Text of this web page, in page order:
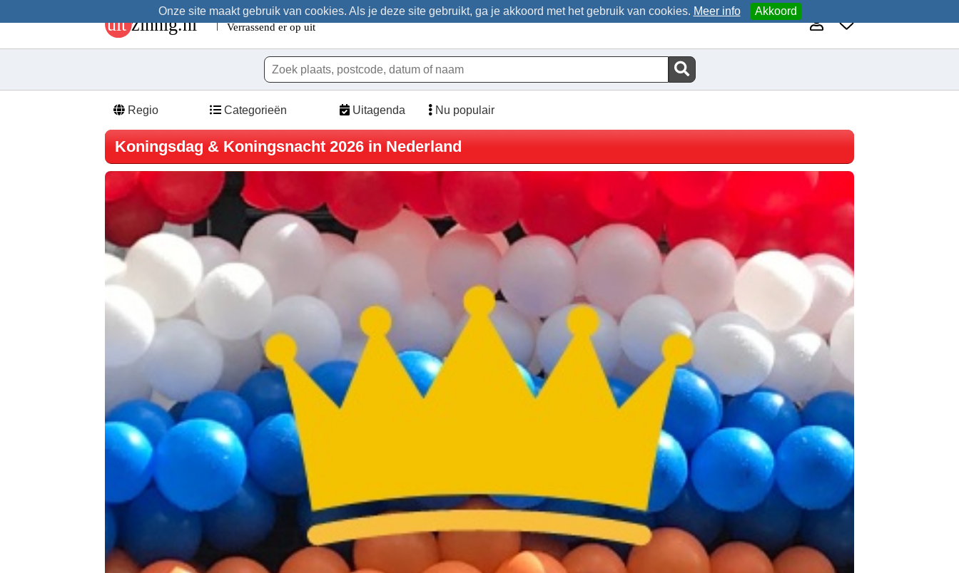
Onze site maakt gebruik van cookies. Als je deze site gebruikt, ga je akkoord met het gebruik van cookies. Meer info Akkoord
Regio Categorieën Uitagenda Nu populair
Koningsdag & Koningsnacht 2026 in Nederland